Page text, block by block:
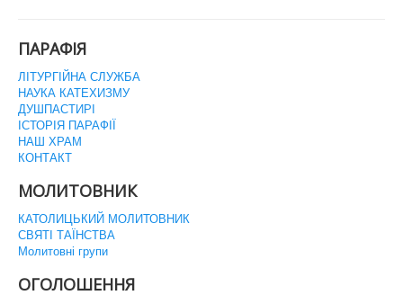
навігації
ПАРАФІЯ
ЛІТУРГІЙНА СЛУЖБА
НАУКА КАТЕХИЗМУ
ДУШПАСТИРІ
ІСТОРІЯ ПАРАФІЇ
НАШ ХРАМ
КОНТАКТ
МОЛИТОВНИК
КАТОЛИЦЬКИЙ МОЛИТОВНИК
СВЯТІ ТАЇНСТВА
Молитовні групи
ОГОЛОШЕННЯ